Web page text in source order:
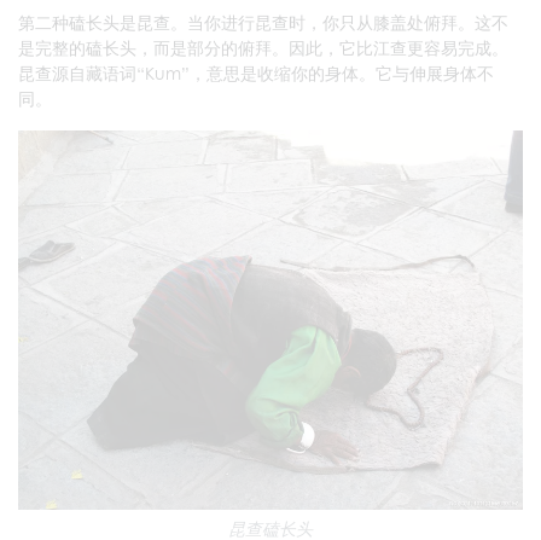
第二种磕长头是昆查。当你进行昆查时，你只从膝盖处俯拜。这不
是完整的磕长头，而是部分的俯拜。因此，它比江查更容易完成。
昆查源自藏语词“Kum”，意思是收缩你的身体。它与伸展身体不
同。
昆查磕长头